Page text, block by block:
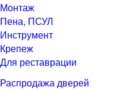
Монтаж
Пена, ПСУЛ
Инструмент
Крепеж
Для реставрации
Распродажа дверей